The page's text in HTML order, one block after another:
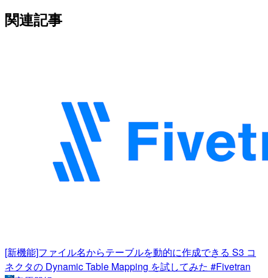
関連記事
[新機能]ファイル名からテーブルを動的に作成できる S3 コ
ネクタの Dynamic Table Mapping を試してみた #Fivetran